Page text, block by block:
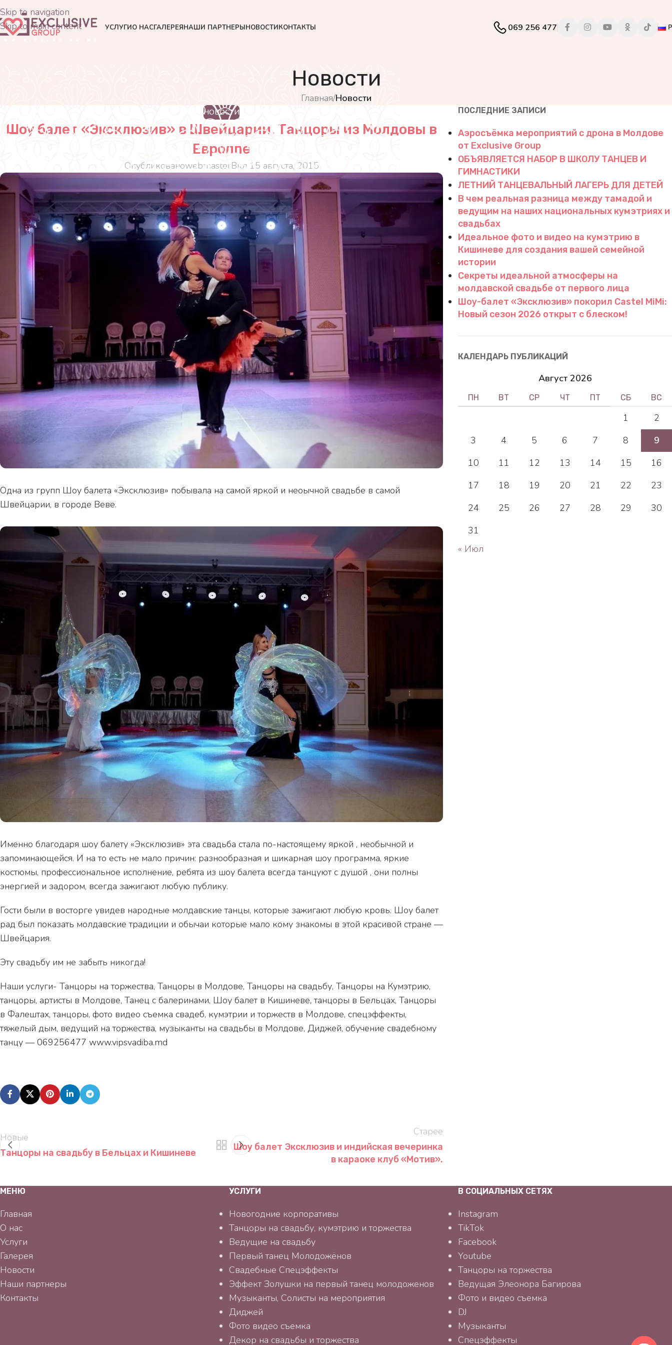
Skip to navigation
Skip to main content
УСЛУГИО НАСГАЛЕРЕЯНАШИ ПАРТНЕРЫНОВОСТИКОНТАКТЫ 069 256 477
Новости
Главная/Новости
НОВОСТИ
Шоу балет «Эксклюзив» в Швейцарии. Танцоры из Молдовы в
Европпе
ОпубликованоwebmasterВкл 15 августа, 2015
Одна из групп Шоу балета «Эксклюзив» побывала на самой яркой и неоычной свадьбе в самой
Швейцарии, в городе Веве.
Именно благодаря шоу балету «Эксклюзив» эта свадьба стала по-настоящему яркой , необычной и
запоминающейся. И на то есть не мало причин: разнообразная и шикарная шоу программа, яркие
костюмы, профессиональное исполнение, ребята из шоу балета всегда танцуют с душой , они полны
энергией и задором, всегда зажигают любую публику.
Гости были в восторге увидев народные молдавские танцы, которые зажигают любую кровь. Шоу балет
рад был показать молдавские традиции и обычаи которые мало кому знакомы в этой красивой стране —
Швейцария.
Эту свадьбу им не забыть никогда!
Наши услуги- Танцоры на торжества, Танцоры в Молдове, Танцоры на свадьбу, Танцоры на Кумэтрию,
танцоры, артисты в Молдове, Танец с балеринами, Шоу балет в Кишиневе, танцоры в Бельцах, Танцоры
в Фалештах, танцоры, фото видео cъемка свадеб, кумэтрии и торжеств в Молдове, спецэффекты,
тяжелый дым, ведущий на торжества, музыканты на свадьбы в Молдове, Диджей, обучение свадебному
танцу — 069256477 www.vipsvadiba.md
Новые
Танцоры на свадьбу в Бельцах и Кишиневе
Старее
Шоу балет Эксклюзив и индийская вечеринка
в караоке клуб «Мотив».
ПОСЛЕДНИЕ ЗАПИСИ
Аэросъёмка мероприятий с дрона в Молдове
от Exclusive Group
ОБЪЯВЛЯЕТСЯ НАБОР В ШКОЛУ ТАНЦЕВ И
ГИМНАСТИКИ
ЛЕТНИЙ ТАНЦЕВАЛЬНЫЙ ЛАГЕРЬ ДЛЯ ДЕТЕЙ
В чем реальная разница между тамадой и
ведущим на наших национальных кумэтриях и
свадьбах
Идеальное фото и видео на кумэтрию в
Кишиневе для создания вашей семейной
истории
Секреты идеальной атмосферы на
молдавской свадьбе от первого лица
Шоу-балет «Эксклюзив» покорил Castel MiMi:
Новый сезон 2026 открыт с блеском!
КАЛЕНДАРЬ ПУБЛИКАЦИЙ
Август 2026
ПН ВТ СР ЧТ ПТ СБ ВС
1
2
3
4 5 6 7 8
9
10
11 12 13 14 15
16
17
18 19 20 21 22
23
24
25 26 27 28 29
30
31
« Июл
МЕНЮ
Главная
О нас
Услуги
Галерея
Новости
Наши партнеры
Контакты
УСЛУГИ
Новогодние корпоративы
Танцоры на свадьбу, кумэтрию и торжества
Ведущие на свадьбу
Первый танец Mолодожёнов
Свадебные Спецэффекты
Эффект Золушки на первый танец молодоженов
Музыканты, Солисты на мероприятия
Диджей
Фото видео съемка
Декор на свадьбы и торжества
В СОЦИАЛЬНЫХ СЕТЯХ
Instagram
TikTok
Facebook
Youtube
Танцоры на торжества
Ведущая Элеонора Багирова
Фото и видео съемка
DJ
Музыканты
Спецэффекты